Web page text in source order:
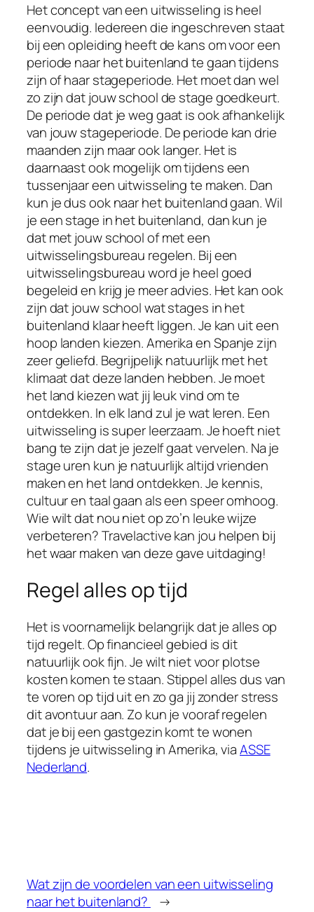
Het concept van een uitwisseling is heel
eenvoudig. Iedereen die ingeschreven staat
bij een opleiding heeft de kans om voor een
periode naar het buitenland te gaan tijdens
zijn of haar stageperiode. Het moet dan wel
zo zijn dat jouw school de stage goedkeurt.
De periode dat je weg gaat is ook afhankelijk
van jouw stageperiode. De periode kan drie
maanden zijn maar ook langer. Het is
daarnaast ook mogelijk om tijdens een
tussenjaar een uitwisseling te maken. Dan
kun je dus ook naar het buitenland gaan. Wil
je een stage in het buitenland, dan kun je
dat met jouw school of met een
uitwisselingsbureau regelen. Bij een
uitwisselingsbureau word je heel goed
begeleid en krijg je meer advies. Het kan ook
zijn dat jouw school wat stages in het
buitenland klaar heeft liggen. Je kan uit een
hoop landen kiezen. Amerika en Spanje zijn
zeer geliefd. Begrijpelijk natuurlijk met het
klimaat dat deze landen hebben. Je moet
het land kiezen wat jij leuk vind om te
ontdekken. In elk land zul je wat leren. Een
uitwisseling is super leerzaam. Je hoeft niet
bang te zijn dat je jezelf gaat vervelen. Na je
stage uren kun je natuurlijk altijd vrienden
maken en het land ontdekken. Je kennis,
cultuur en taal gaan als een speer omhoog.
Wie wilt dat nou niet op zo’n leuke wijze
verbeteren? Travelactive kan jou helpen bij
het waar maken van deze gave uitdaging!
Regel alles op tijd
Het is voornamelijk belangrijk dat je alles op
tijd regelt. Op financieel gebied is dit
natuurlijk ook fijn. Je wilt niet voor plotse
kosten komen te staan. Stippel alles dus van
te voren op tijd uit en zo ga jij zonder stress
dit avontuur aan. Zo kun je vooraf regelen
dat je bij een gastgezin komt te wonen
tijdens je uitwisseling in Amerika, viaASSE
Nederland.
Wat zijn de voordelen van een uitwisseling
naar het buitenland?
→